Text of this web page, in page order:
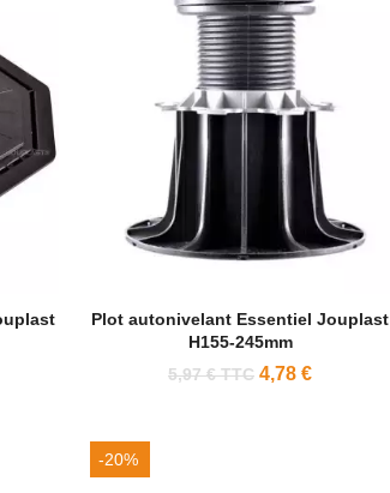
Plot autonivelant Essentiel Jouplast
H155-245mm
5,97 € TTC 4,78 €
-20%